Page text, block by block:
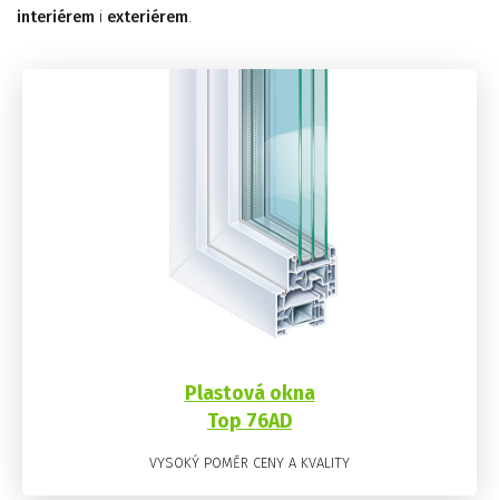
interiérem i exteriérem.
Plastová okna
Top 76AD
VYSOKÝ POMĚR CENY A KVALITY